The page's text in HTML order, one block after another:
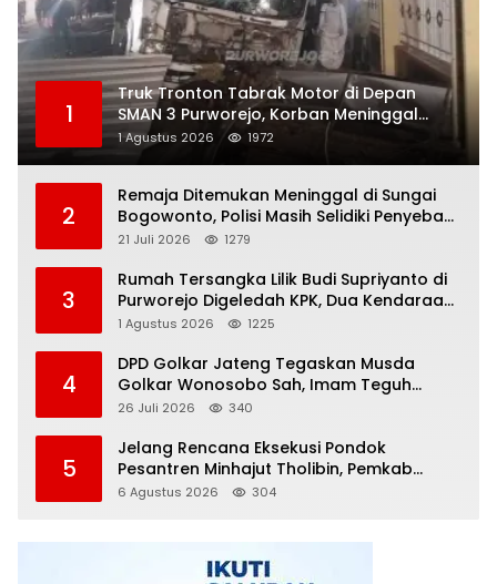
1
Truk Tronton Tabrak Motor di Depan
SMAN 3 Purworejo, Korban Meninggal
Dunia, Polisi Masih Selidiki Penyebab
1 Agustus 2026 1972
2
Remaja Ditemukan Meninggal di Sungai
Bogowonto, Polisi Masih Selidiki Penyebab
Kematian
21 Juli 2026 1279
3
Rumah Tersangka Lilik Budi Supriyanto di
Purworejo Digeledah KPK, Dua Kendaraan
Diamankan
1 Agustus 2026 1225
4
DPD Golkar Jateng Tegaskan Musda
Golkar Wonosobo Sah, Imam Teguh
Purnomo Terpilih Secara Aklamasi
26 Juli 2026 340
5
Jelang Rencana Eksekusi Pondok
Pesantren Minhajut Tholibin, Pemkab
Purworejo Dorong Penundaan hingga
6 Agustus 2026 304